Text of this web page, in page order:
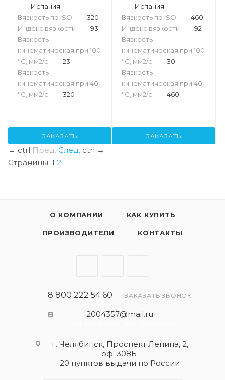
— Испания
Вязкость по ISO — 320
Индекс вязкости — 93
Вязкость
кинематическая при 100
°С, мм2/с — 23
Вязкость
кинематическая при 40
°С, мм2/с — 320
ЗАКАЗАТЬ
— Испания
Вязкость по ISO — 460
Индекс вязкости — 92
Вязкость
кинематическая при 100
°С, мм2/с — 30
Вязкость
кинематическая при 40
°С, мм2/с — 460
ЗАКАЗАТЬ
← ctrl Пред. След. ctrl →
Страницы: 1 2
О КОМПАНИИ КАК КУПИТЬ
ПРОИЗВОДИТЕЛИ КОНТАКТЫ
8 800 222 54 60 ЗАКАЗАТЬ ЗВОНОК
2004357@mail.ru
г. Челябинск, Проспект Ленина, 2,
оф. 308Б
20 пунктов выдачи по России